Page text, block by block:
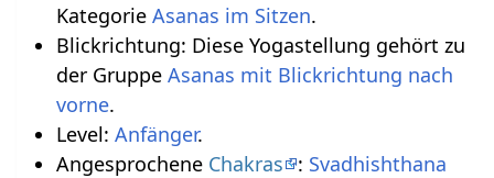
Kategorie Asanas im Sitzen.
Blickrichtung: Diese Yogastellung gehört zu
der Gruppe Asanas mit Blickrichtung nach
vorne.
Level: Anfänger.
Angesprochene Chakras : Svadhishthana